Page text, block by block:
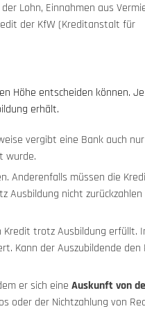
Lohn, Einnahmen aus
der KfW (Kreditanstalt für
Höhe entscheiden können.
erhält.
vergibt eine Bank auch
wurde.
Anderenfalls müssen die
Ausbildung nicht zurückzahlen
trotz Ausbildung erfüllt.
Kann der Auszubildende den
er sich eine Auskunft von
oder der Nichtzahlung von